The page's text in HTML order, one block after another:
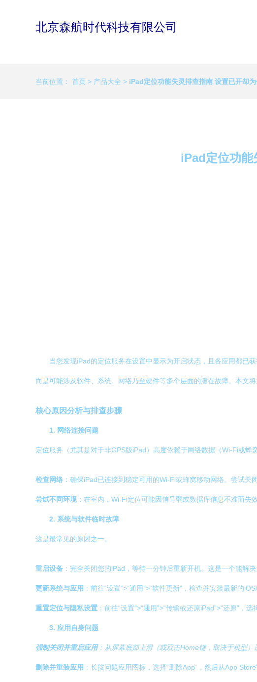
北京森航时代科技有限公司
当前位置： 首页 > 产品大全 > iPad定位功能失灵排查指南 设置已开却
iPad定位功能
当您发现iPad的定位服务在设置中显示为开启状态，且各应用都已
而是可能涉及软件、系统、网络乃至硬件等多个层面的潜在故障。本文
核心原因分析与排查步骤
1. 网络连接问题
定位服务（尤其是对于非GPS版iPad）高度依赖于网络数据（Wi-Fi或蜂
检查网络 ：确保iPad已连接到稳定可用的Wi-Fi或蜂窝移动网络。尝试关
尝试不同环境 ：在室内，Wi-Fi定位可能因信号弱或数据库信息不准而失
2. 系统与软件临时故障
这是最常见的原因之一。
重启设备 ：完全关闭您的iPad，等待一分钟后重新开机。这是一个能解
更新系统与应用 ：前往“设置”>“通用”>“软件更新”，检查并安装最新的
重置定位与隐私设置 ：前往“设置”>“通用”>“传输或还原iPad”>“还原”，选
3. 应用自身问题
强制关闭并重启应用：从屏幕底部上滑（或双击Home键，取决于机型
删除并重装应用 ：长按问题应用图标，选择“删除App”，然后从App